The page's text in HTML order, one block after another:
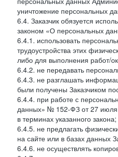
уничтожение персональных
6.4. Заказчик обязуется
законом «О персональных
6.4.1. использовать
трудоустройства этих
либо для выполнения работ/
6.4.2. не передавать
6.4.3. не разглашать
были получены Заказчиком
6.4.4. при работе с
данных» № 152-ФЗ от 27 июля
в терминах указанного закона;
6.4.5. не предлагать
на сайте или в базах данных
6.4.6. не осуществлять